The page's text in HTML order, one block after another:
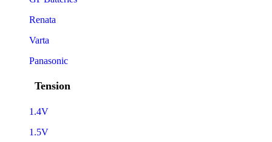
Renata
Varta
Panasonic
Tension
1.4V
1.5V